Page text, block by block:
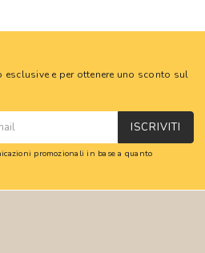
e per ottenere uno sconto sul
ISCRIVITI
promozionali in base a quanto